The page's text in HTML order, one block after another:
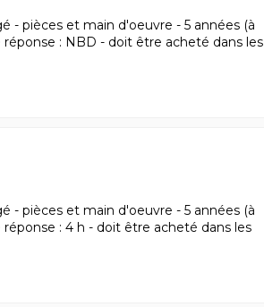
- pièces et main d'oeuvre - 5 années (à
: NBD - doit être acheté dans les
- pièces et main d'oeuvre - 5 années (à
: 4 h - doit être acheté dans les